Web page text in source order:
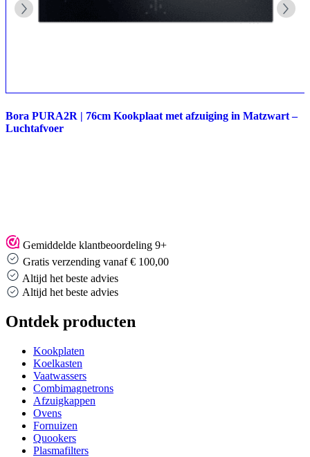
Bora PURA2R | 76cm Kookplaat met afzuiging in Matzwart –
Luchtafvoer
Gemiddelde klantbeoordeling 9+
Gratis verzending vanaf € 100,00
Altijd het beste advies
Altijd het beste advies
Ontdek producten
Kookplaten
Koelkasten
Vaatwassers
Combimagnetrons
Afzuigkappen
Ovens
Fornuizen
Quookers
Plasmafilters